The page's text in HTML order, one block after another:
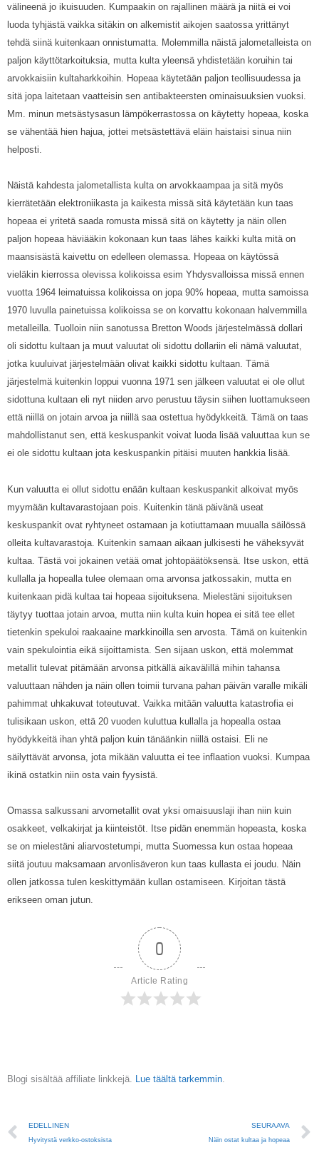
välineenä jo ikuisuuden. Kumpaakin on rajallinen määrä ja niitä ei voi
luoda tyhjästä vaikka sitäkin on alkemistit aikojen saatossa yrittänyt
tehdä siinä kuitenkaan onnistumatta. Molemmilla näistä jalometalleista on
paljon käyttötarkoituksia, mutta kulta yleensä yhdistetään koruihin tai
arvokkaisiin kultaharkkoihin. Hopeaa käytetään paljon teollisuudessa ja
sitä jopa laitetaan vaatteisin sen antibakteersten ominaisuuksien vuoksi.
Mm. minun metsästysasun lämpökerrastossa on käytetty hopeaa, koska
se vähentää hien hajua, jottei metsästettävä eläin haistaisi sinua niin
helposti.
Näistä kahdesta jalometallista kulta on arvokkaampaa ja sitä myös
kierrätetään elektroniikasta ja kaikesta missä sitä käytetään kun taas
hopeaa ei yritetä saada romusta missä sitä on käytetty ja näin ollen
paljon hopeaa häviääkin kokonaan kun taas lähes kaikki kulta mitä on
maansisästä kaivettu on edelleen olemassa. Hopeaa on käytössä
vieläkin kierrossa olevissa kolikoissa esim Yhdysvalloissa missä ennen
vuotta 1964 leimatuissa kolikoissa on jopa 90% hopeaa, mutta samoissa
1970 luvulla painetuissa kolikoissa se on korvattu kokonaan halvemmilla
metalleilla. Tuolloin niin sanotussa Bretton Woods järjestelmässä dollari
oli sidottu kultaan ja muut valuutat oli sidottu dollariin eli nämä valuutat,
jotka kuuluivat järjestelmään olivat kaikki sidottu kultaan. Tämä
järjestelmä kuitenkin loppui vuonna 1971 sen jälkeen valuutat ei ole ollut
sidottuna kultaan eli nyt niiden arvo perustuu täysin siihen luottamukseen
että niillä on jotain arvoa ja niillä saa ostettua hyödykkeitä. Tämä on taas
mahdollistanut sen, että keskuspankit voivat luoda lisää valuuttaa kun se
ei ole sidottu kultaan jota keskuspankin pitäisi muuten hankkia lisää.
Kun valuutta ei ollut sidottu enään kultaan keskuspankit alkoivat myös
myymään kultavarastojaan pois. Kuitenkin tänä päivänä useat
keskuspankit ovat ryhtyneet ostamaan ja kotiuttamaan muualla säilössä
olleita kultavarastoja. Kuitenkin samaan aikaan julkisesti he väheksyvät
kultaa. Tästä voi jokainen vetää omat johtopäätöksensä. Itse uskon, että
kullalla ja hopealla tulee olemaan oma arvonsa jatkossakin, mutta en
kuitenkaan pidä kultaa tai hopeaa sijoituksena. Mielestäni sijoituksen
täytyy tuottaa jotain arvoa, mutta niin kulta kuin hopea ei sitä tee ellet
tietenkin spekuloi raakaaine markkinoilla sen arvosta. Tämä on kuitenkin
vain spekulointia eikä sijoittamista. Sen sijaan uskon, että molemmat
metallit tulevat pitämään arvonsa pitkällä aikavälillä mihin tahansa
valuuttaan nähden ja näin ollen toimii turvana pahan päivän varalle mikäli
pahimmat uhkakuvat toteutuvat. Vaikka mitään valuutta katastrofia ei
tulisikaan uskon, että 20 vuoden kuluttua kullalla ja hopealla ostaa
hyödykkeitä ihan yhtä paljon kuin tänäänkin niillä ostaisi. Eli ne
säilyttävät arvonsa, jota mikään valuutta ei tee inflaation vuoksi. Kumpaa
ikinä ostatkin niin osta vain fyysistä.
Omassa salkussani arvometallit ovat yksi omaisuuslaji ihan niin kuin
osakkeet, velkakirjat ja kiinteistöt. Itse pidän enemmän hopeasta, koska
se on mielestäni aliarvostetumpi, mutta Suomessa kun ostaa hopeaa
siitä joutuu maksamaan arvonlisäveron kun taas kullasta ei joudu. Näin
ollen jatkossa tulen keskittymään kullan ostamiseen. Kirjoitan tästä
erikseen oman jutun.
0
Article Rating
Blogi sisältää affiliate linkkejä. Lue täältä tarkemmin
Prev
EDELLINEN
Hyvitystä verkko-ostoksista
SEURAAVA
Näin ostat kultaa ja hopeaa